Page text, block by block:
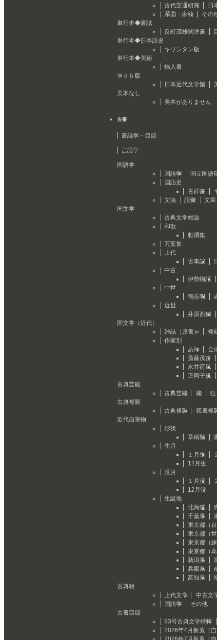
古代交通研究
日
系図・家紋
その
単行本◆書誌
反町茂雄関連書
単行本◆日本語史
キリシタン版
単行本◆美術
輸入書
Ｗｅｂ版
日本近代文学館
美本なし
美本がありません
古書
書誌学・目録
言語学
国語学
国語学
国立国語
国語史
古辞書
文法
語彙 文
国文学
古典文学総論
和歌
勅撰集
万葉集
上代
古事記
中古
伊勢物語
中世
鴨長明
近世
井原西鶴
国文学（近代）
雑誌（原書）
複
作家別
あ行
会
斎藤茂吉
永井荷風
正岡子規
古典芸能
古典芸能
能
古典複製
古典複製
稀書複
近代自筆物
形状
草稿類
生月
１月生
12月生
没月
１月没
12月没
生誕地
北海道
千葉県
東京都（
東京都（
東京都（
東京都（
新潟県
兵庫県
高知県
古典籍
上代文学
中古文
国語学
その他
古書目録
93号古典文学特輯
2026年4月新蒐（